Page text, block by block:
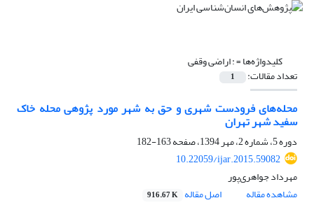
کلیدواژه‌ها =: اراضی وقفی
تعداد مقالات: 1
محله‌های فرودست شهری و حق به شهر مورد پژوهی محله خاک
سفید شهر تهران
دوره 5، شماره 2، مهر 1394، صفحه
163-182
10.22059/ijar.2015.59082
مهرداد جواهری‌پور
مشاهده مقاله
اصل مقاله 916.67 K